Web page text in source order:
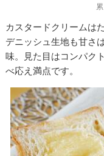
カスタードクリームは
デニッシュ生地も甘さ
味。見た目はコンパク
べ応え満点です。